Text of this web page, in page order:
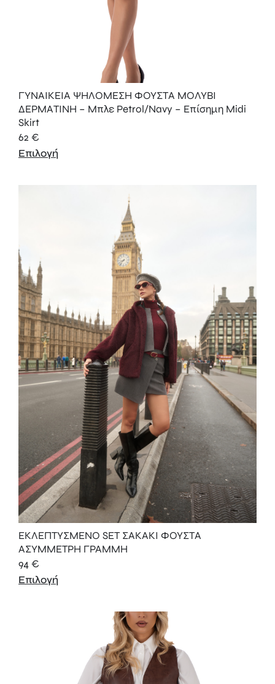
ΓΥΝΑΙΚΕΙΑ ΨΗΛΟΜΕΣΗ ΦΟΥΣΤΑ ΜΟΛΥΒΙ
ΔΕΡΜΑΤΙΝΗ – Μπλε Petrol/Navy – Επίσημη Midi
Skirt
62 €
Επιλογή
ΕΚΛΕΠΤΥΣΜΕΝΟ SET ΣΑΚΑΚΙ ΦΟΥΣΤΑ
ΑΣΥΜΜΕΤΡΗ ΓΡΑΜΜΗ
94€
Επιλογή